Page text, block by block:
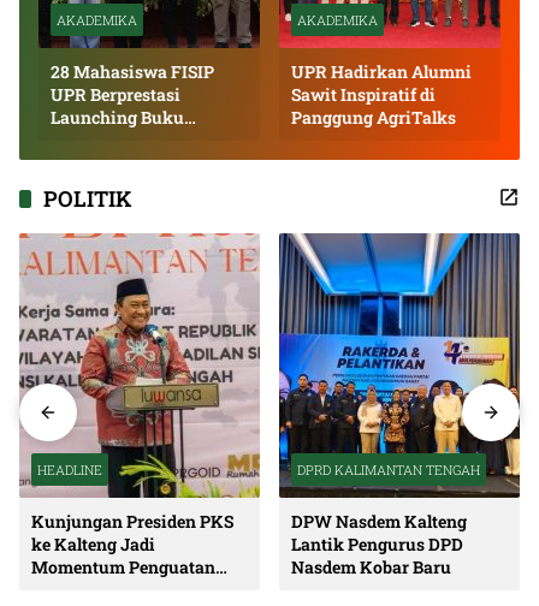
AKADEMIKA
28 Mahasiswa FISIP
UPR Berprestasi
Launching Buku
AKADEMIKA
UPR Hadirkan Alumni
Sawit Inspiratif di
Panggung AgriTalks
POLITIK
HEADLINE
Kunjungan Presiden PKS
ke Kalteng Jadi
Momentum Penguatan
DPRD KALIMANTAN TENGAH
DPW Nasdem Kalteng
Lantik Pengurus DPD
Nasdem Kobar Baru